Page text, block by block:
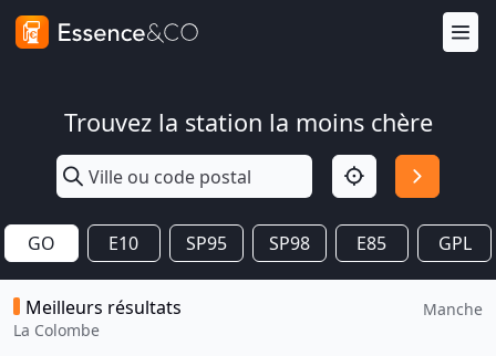
Trouvez la station la moins chère
GO E10 SP95 SP98 E85 GPL
Meilleurs résultats
La Colombe
Manche